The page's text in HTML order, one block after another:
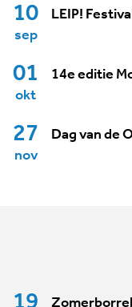
10
sep
LEIP!
01
okt
14e editie
27
nov
Dag van de